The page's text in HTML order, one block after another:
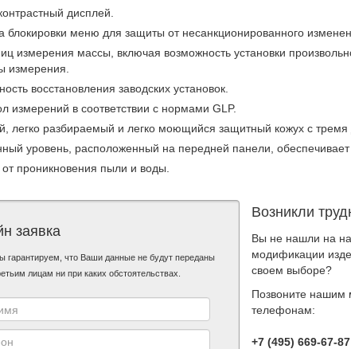
дисплей.
блокировки меню для защиты от несанкционированного
измерения массы, включая возможность установки
измерения.
восстановления заводских установок.
измерений в соответствии с нормами GLP.
легко разбираемый и легко моющийся защитный кожух с тремя
уровень, расположенный на передней панели, обеспечивает
проникновения пыли и воды.
заявка
гарантируем, что Ваши данные не будут переданы
лицам ни при каких обстоятельствах.
Возникли
Вы не нашли на
модификации
своем выборе?
Позвоните
телефонам:
+7 (495) 669-67-87